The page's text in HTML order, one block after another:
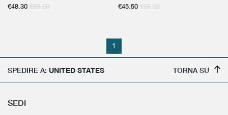
€48.30 €69.00
€45.50 €65.00
1
SPEDIRE A: UNITED STATES TORNA SU
SEDI